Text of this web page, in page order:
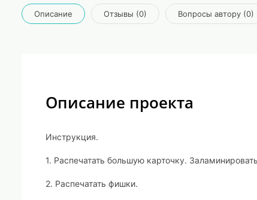
Описание Отзывы (0) Вопросы автору (0)
Описание проекта
Инструкция.
1. Распечатать большую карточку.
2. Распечатать фишки.